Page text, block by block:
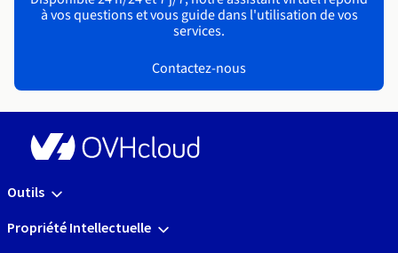
à vos questions et vous guide dans l'utilisation de vos
services.
Contactez-nous
Outils
Propriété Intellectuelle